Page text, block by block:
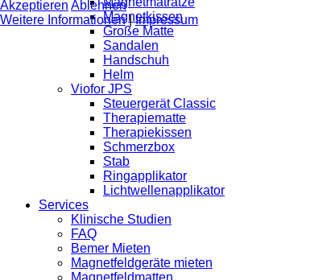
Magnetkissen
Große Matte
Sandalen
Handschuh
Helm
Viofor JPS
Steuergerät Classic
Therapiematte
Therapiekissen
Schmerzbox
Stab
Ringapplikator
Lichtwellenapplikator
Services
Klinische Studien
FAQ
Bemer Mieten
Magnetfeldgeräte mieten
Magnetfeldmatten
Akzeptieren Ablehnen
Weitere Informationen|Impressum